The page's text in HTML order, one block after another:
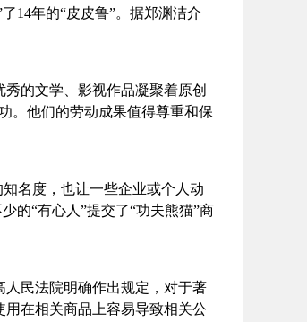
14年的“皮皮鲁”。据郑渊洁介
的文学、影视作品凝聚着原创
。他们的劳动成果值得尊重和保
名度，也让一些企业或个人动
的“有心人”提交了“功夫熊猫”商
民法院明确作出规定，对于著
在相关商品上容易导致相关公